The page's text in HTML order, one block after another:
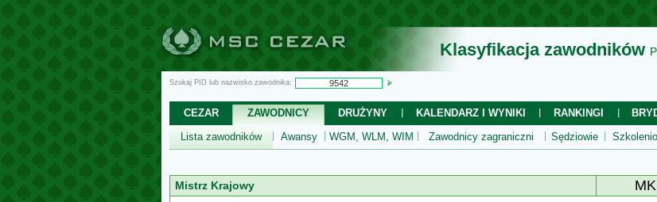
Klasyfikacja zawodników
Szukaj PID lub nazwisko zawodnika:
CEZAR ZAWODNICY DRUŻYNY KALENDARZ I WYNIKI RANKINGI
Lista zawodników
Awansy WGM, WLM, WIM Zawodnicy zagraniczni Sędziowie
Mistrz Krajowy